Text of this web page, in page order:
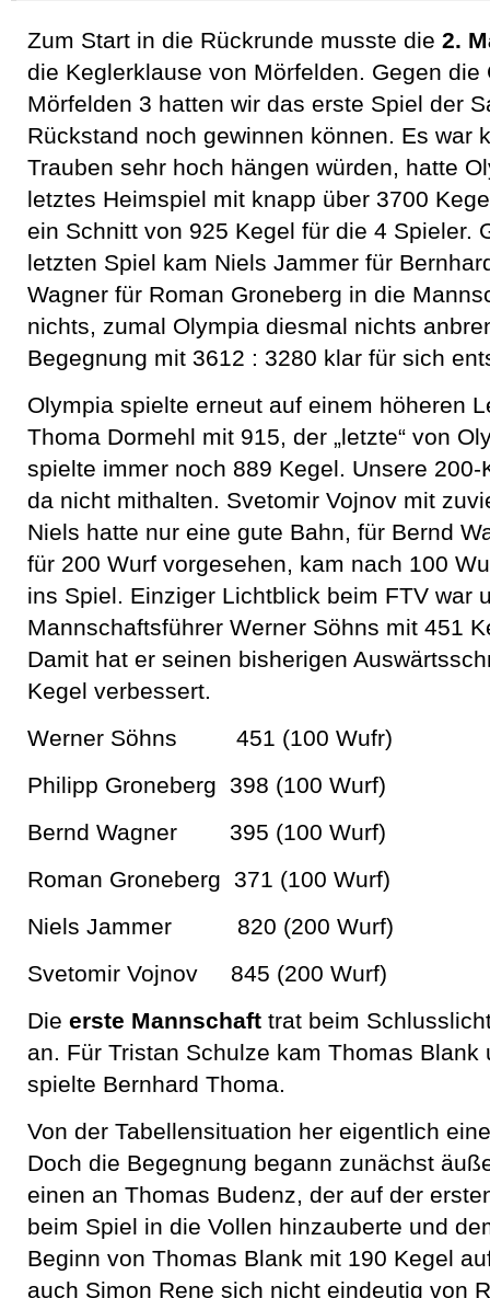
Zum Start in die Rückrunde musste die 2.
die Keglerklause von Mörfelden. Gegen die
Mörfelden 3 hatten wir das erste Spiel der
Rückstand noch gewinnen können. Es war
Trauben sehr hoch hängen würden, hatte
letztes Heimspiel mit knapp über 3700
ein Schnitt von 925 Kegel für die 4 Spieler.
letzten Spiel kam Niels Jammer für
Wagner für Roman Groneberg in die
nichts, zumal Olympia diesmal nichts
Begegnung mit 3612 : 3280 klar für sich
Olympia spielte erneut auf einem höheren
Thoma Dormehl mit 915, der „letzte“ von
spielte immer noch 889 Kegel. Unsere
da nicht mithalten. Svetomir Vojnov mit
Niels hatte nur eine gute Bahn, für Bernd
für 200 Wurf vorgesehen, kam nach 100
ins Spiel. Einziger Lichtblick beim FTV war
Mannschaftsführer Werner Söhns mit 451
Damit hat er seinen bisherigen
Kegel verbessert.
Werner Söhns 451 (100 Wufr)
Philipp Groneberg 398 (100 Wurf)
Bernd Wagner 395 (100 Wurf)
Roman Groneberg 371 (100 Wurf)
Niels Jammer 820 (200 Wurf)
Svetomir Vojnov 845 (200 Wurf)
Die erste Mannschaft trat beim
an. Für Tristan Schulze kam Thomas Blank
spielte Bernhard Thoma.
Von der Tabellensituation her eigentlich
Doch die Begegnung begann zunächst
einen an Thomas Budenz, der auf der
beim Spiel in die Vollen hinzauberte und
Beginn von Thomas Blank mit 190 Kegel
auch Simon Rene sich nicht eindeutig von